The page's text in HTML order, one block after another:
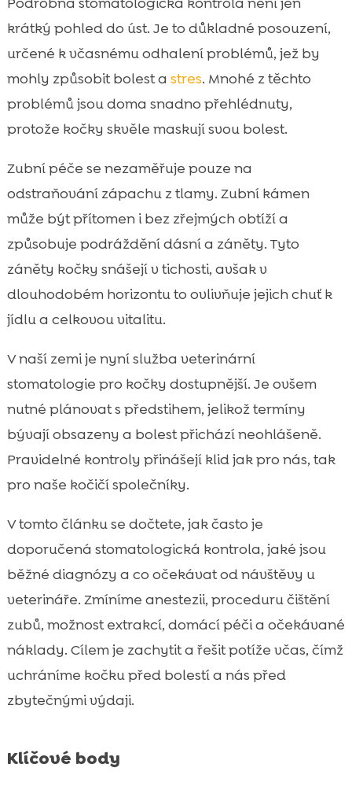
koček
 Varovné signály, že bychom měli jít k
veterináři co nejdřív

Jak probíhá vyšetření dutiny ústní na
veterině

Anestezie a bezpečnost: čeho se bát
 Profesionální čištění zubů: ultrazvuk, leštění
a kontrola parodontu

Kdy se zuby trhají a co následuje po
dlouhodobě
Strava a zuby: jak výživa ovlivňuje zubní
kámen a dásně
citlivé kočky i prevenci
Hygiena domácnosti a komfort během
rekonvalescence: podestýlka, která
pomáhá
 Kolik stojí stomatologická péče a jak se
připravit na rozpočet
 FAQ
krátký pohled do úst. Je to důkladné posouzení,
určené k včasnému odhalení problémů, jež by
mohly způsobit bolest a stres. Mnohé z těchto
problémů jsou doma snadno přehlédnuty,
protože kočky skvěle maskují svou bolest.
Zubní péče se nezaměřuje pouze na
odstraňování zápachu z tlamy. Zubní kámen
může být přítomen i bez zřejmých obtíží a
způsobuje podráždění dásní a záněty. Tyto
záněty kočky snášejí v tichosti, avšak v
dlouhodobém horizontu to ovlivňuje jejich chuť k
jídlu a celkovou vitalitu.
V naší zemi je nyní služba veterinární
stomatologie pro kočky dostupnější. Je ovšem
nutné plánovat s předstihem, jelikož termíny
bývají obsazeny a bolest přichází neohlášeně.
Pravidelné kontroly přinášejí klid jak pro nás, tak
pro naše kočičí společníky.
V tomto článku se dočtete, jak často je
doporučená stomatologická kontrola, jaké jsou
běžné diagnózy a co očekávat od návštěvy u
veterináře. Zmíníme anestezii, proceduru čištění
zubů, možnost extrakcí, domácí péči a očekávané
náklady. Cílem je zachytit a řešit potíže včas, čímž
uchráníme kočku před bolestí a nás před
zbytečnými výdaji.
Klíčové body